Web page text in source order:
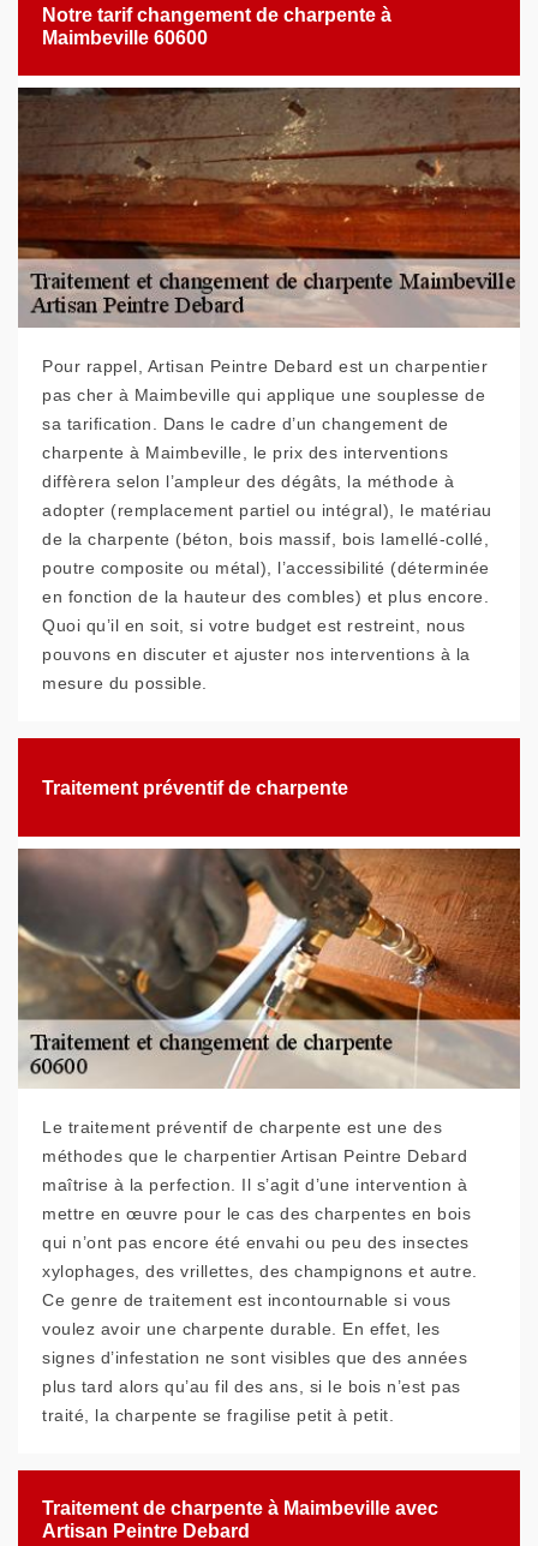
Notre tarif changement de charpente à
Maimbeville 60600
Pour rappel, Artisan Peintre Debard est un charpentier
pas cher à Maimbeville qui applique une souplesse de
sa tarification. Dans le cadre d’un changement de
charpente à Maimbeville, le prix des interventions
diffèrera selon l’ampleur des dégâts, la méthode à
adopter (remplacement partiel ou intégral), le matériau
de la charpente (béton, bois massif, bois lamellé-collé,
poutre composite ou métal), l’accessibilité (déterminée
en fonction de la hauteur des combles) et plus encore.
Quoi qu’il en soit, si votre budget est restreint, nous
pouvons en discuter et ajuster nos interventions à la
mesure du possible.
Traitement préventif de charpente
Le traitement préventif de charpente est une des
méthodes que le charpentier Artisan Peintre Debard
maîtrise à la perfection. Il s’agit d’une intervention à
mettre en œuvre pour le cas des charpentes en bois
qui n’ont pas encore été envahi ou peu des insectes
xylophages, des vrillettes, des champignons et autre.
Ce genre de traitement est incontournable si vous
voulez avoir une charpente durable. En effet, les
signes d’infestation ne sont visibles que des années
plus tard alors qu’au fil des ans, si le bois n’est pas
traité, la charpente se fragilise petit à petit.
Traitement de charpente à Maimbeville avec
Artisan Peintre Debard